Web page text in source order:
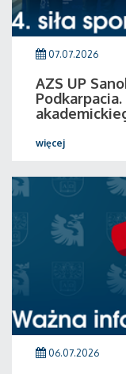
07.07.2026
AZS UP
więcej
06.07.2026